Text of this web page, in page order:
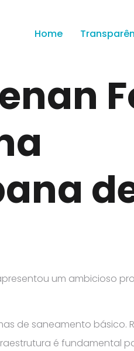
Home
um ambicioso
de saneamento básico.
é fundamental